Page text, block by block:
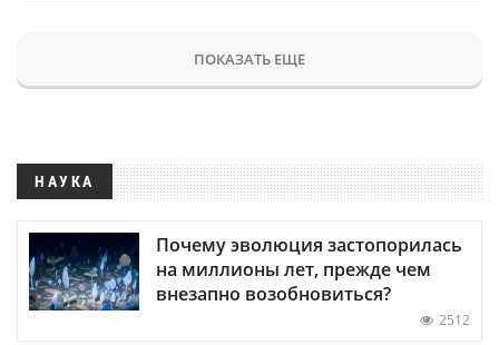
ПОКАЗАТЬ ЕЩЕ
НАУКА
Почему эволюция застопорилась
на миллионы лет, прежде чем
внезапно возобновиться?
2512